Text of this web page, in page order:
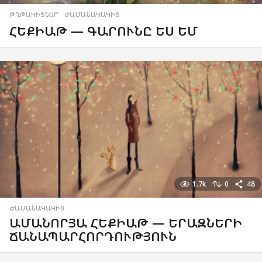
ԹՂԹԱԿԻՑՆԵՐ ,ԺԱՄԱՆԱԿԱԿԻՑ
ՀԵՔԻԱԹ — ԳԱՐՈՒՆԸ ԵՍ ԵՄ
1.7k 0 48
ԺԱՄԱՆԱԿԱԿԻՑ
ԱՄԱՆՈՐՅԱ ՀԵՔԻԱԹ — ԵՐԱԶՆԵՐԻ
ՃԱՆԱՊԱՐՀՈՐԴՈՒԹՅՈՒՆ